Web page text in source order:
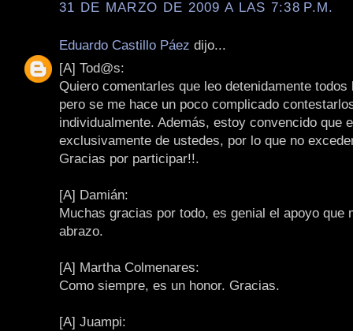
31 DE MARZO DE 2009 A LAS 7:38 P.M.
Eduardo Castillo Páez dijo...
[A] Tod@s:
Quiero comentarles que leo detenidamente
pero se me hace un poco complicado
individualmente. Además, estoy convencido que
exclusivamente de ustedes, por lo que no
Gracias por participar!!.
[A] Damián:
Muchas gracias por todo, es genial el apoyo que
abrazo.
[A] Martha Colmenares:
Como siempre, es un honor. Gracias.
[A] Juampi: